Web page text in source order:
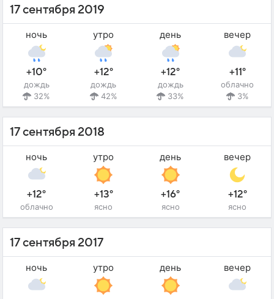
17 сентября 2019
ночь
+10°
дождь
32%
утро
+12°
дождь
42%
день
+12°
дождь
33%
вечер
+11°
облачно
3%
17 сентября 2018
ночь
+12°
облачно
утро
+13°
ясно
день
+16°
ясно
вечер
+12°
ясно
17 сентября 2017
ночь утро день вечер